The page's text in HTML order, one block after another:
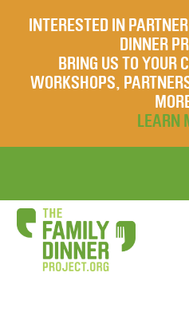
INTERESTED IN
DINNER
BRING US TO YOUR
WORKSHOPS,
LEARN